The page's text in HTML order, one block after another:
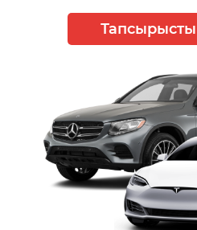
Тапсырысты